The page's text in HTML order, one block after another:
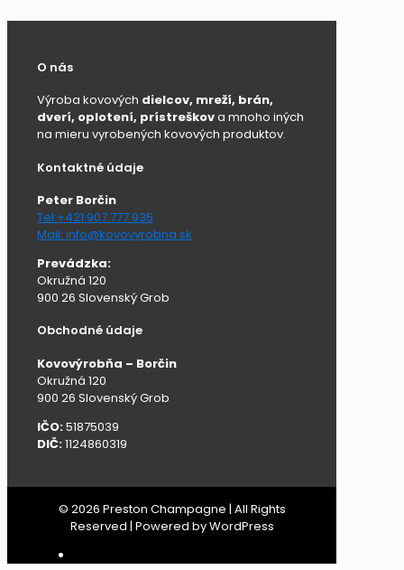
O nás
Výroba kovových dielcov, mreží, brán,
dverí, oplotení, prístreškova mnoho iných
na mieru vyrobených kovových produktov.
Kontaktné údaje
Peter Borčin
Tel:+421 907 777 935
Mail: info@kovovyrobna.sk
Prevádzka:
Okružná 120
900 26 Slovenský Grob
Obchodné údaje
Kovovýrobňa – Borčin
Okružná 120
900 26 Slovenský Grob
IČO:51875039
DIČ:1124860319
© 2026 Preston Champagne | All Rights
Reserved | Powered by WordPress